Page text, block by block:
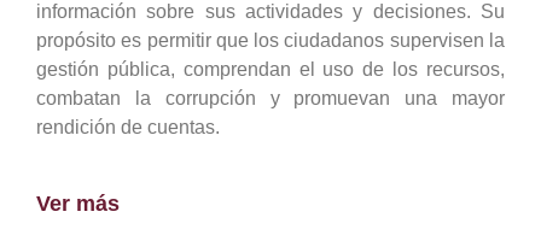
información sobre sus actividades y decisiones. Su
propósito es permitir que los ciudadanos supervisen la
gestión pública, comprendan el uso de los recursos,
combatan la corrupción y promuevan una mayor
rendición de cuentas.
Ver más